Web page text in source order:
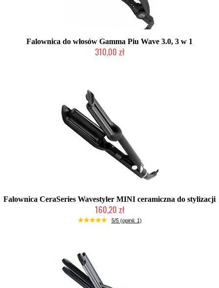
Falownica do włosów Gamma Piu Wave 3.0, 3 w 1
310,00 zł
Falownica CeraSeries Wavestyler MINI ceramiczna do stylizacji
160,20 zł
Produkt wycofany
5/5 (opinii: 1)